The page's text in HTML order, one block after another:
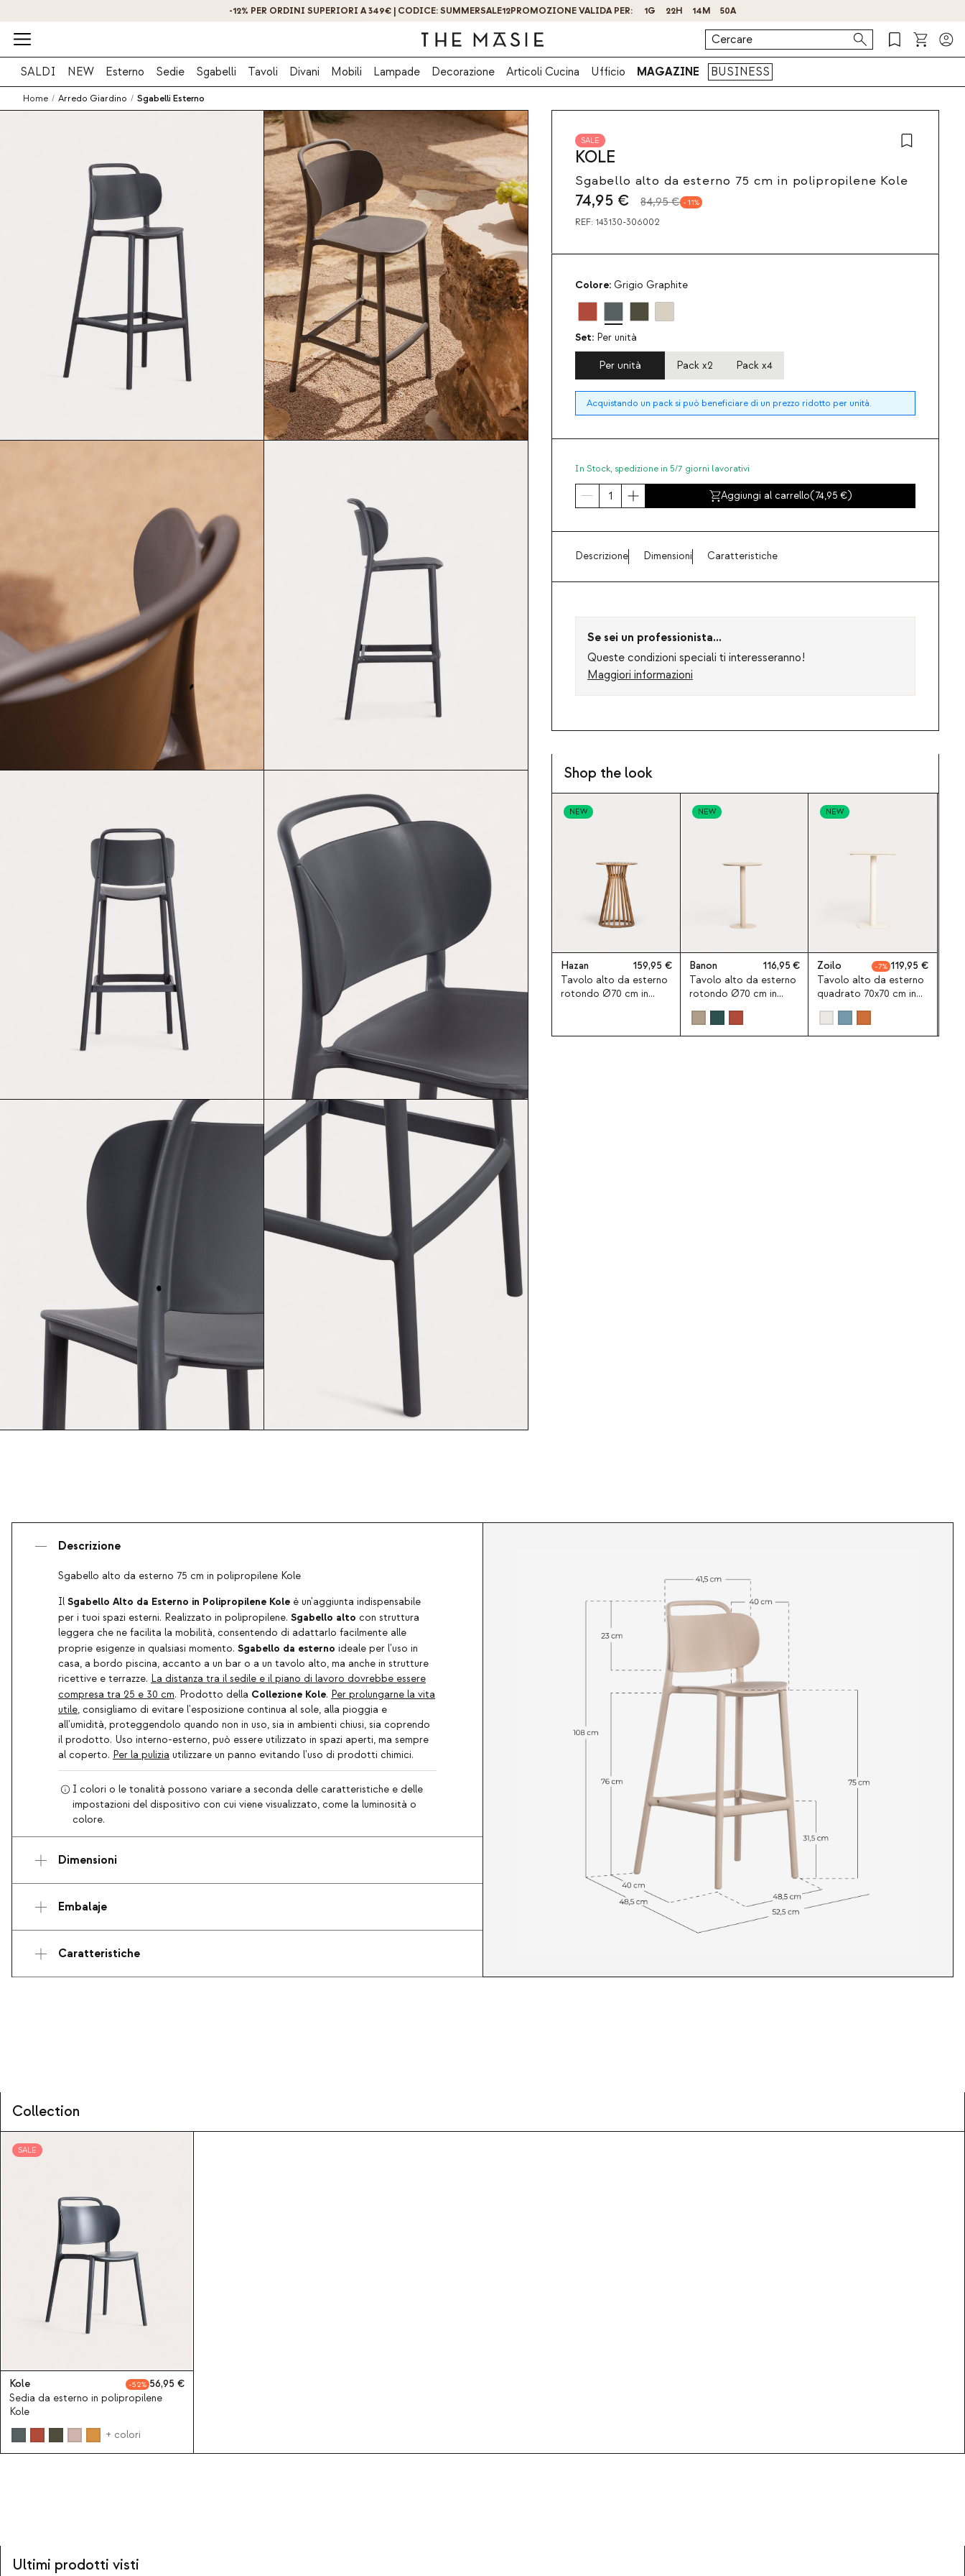
OTTIENI IL -10% DI SCONTO ISCRIVENDOTI ORA!
SALDI NEW Esterno Sedie Sgabelli Tavoli Divani Mobili Lampade Decorazione Articoli Cucina Ufficio MAGAZINE BUSINESS
Home / Arredo Giardino / Sgabelli Esterno
SALE
KOLE
Sgabello alto da esterno 75 cm in polipropilene Kole
74,95 € 84,95 € 11
REF: 143130-306002
Colore: Grigio Graphite
Set: Per unità
Per unità Pack x2 Pack x4
Acquistando un pack si può beneficiare di un prezzo ridotto per unità.
In Stock, spedizione in 5/7 giorni lavorativi
Aggiungi al carrello(74,95 )
Descrizione Dimensioni Caratteristiche
Se sei un professionista...
Queste condizioni speciali ti interesseranno!
Maggiori informazioni
Shop the look
NEW
Hazan
159,95
Tavolo alto da esterno
rotondo Ø70 cm in
NEW
Banon
116,95
Tavolo alto da esterno
rotondo Ø70 cm in
metallo Banon
NEW
Zoilo 7
119,95
Tavolo alto da esterno
quadrato 70x70 cm in
metallo Zoilo
Descrizione
Sgabello alto da esterno 75 cm in polipropilene Kole
Il Sgabello Alto da Esterno in Polipropilene Kole è un'aggiunta indispensabile
per i tuoi spazi esterni. Realizzato in polipropilene. Sgabello alto con struttura
leggera che ne facilita la mobilità, consentendo di adattarlo facilmente alle
proprie esigenze in qualsiasi momento. Sgabello da esterno ideale per l'uso in
casa, a bordo piscina, accanto a un bar o a un tavolo alto, ma anche in strutture
ricettive e terrazze. La distanza tra il sedile e il piano di lavoro dovrebbe essere
compresa tra 25 e 30 cm. Prodotto della Collezione Kole. Per prolungarne la vita
utile, consigliamo di evitare l'esposizione continua al sole, alla pioggia e
all'umidità, proteggendolo quando non in uso, sia in ambienti chiusi, sia coprendo
il prodotto. Uso interno-esterno, può essere utilizzato in spazi aperti, ma sempre
al coperto. Per la pulizia utilizzare un panno evitando l'uso di prodotti chimici.
I colori o le tonalità possono variare a seconda delle caratteristiche e delle
impostazioni del dispositivo con cui viene visualizzato, come la luminosità o
colore.
Dimensioni
Embalaje
Caratteristiche
Collection
SALE
Kole 52
56,95
Sedia da esterno in polipropilene
Kole
+ colori
Ultimi prodotti visti